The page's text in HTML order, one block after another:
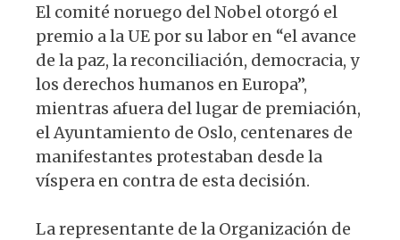
El comité noruego del Nobel otorgó el
premio a la UE por su labor en “el avance
de la paz, la reconciliación, democracia, y
los derechos humanos en Europa”,
mientras afuera del lugar de premiación,
el Ayuntamiento de Oslo, centenares de
manifestantes protestaban desde la
víspera en contra de esta decisión.
La representante de la Organización de